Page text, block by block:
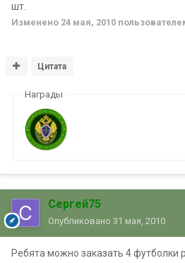
шт.
Изменено 24 мая, 2010
Цитата
Награды
Сергей75
Опубликовано 31 мая, 2010
Ребята можно заказать 4 футболки